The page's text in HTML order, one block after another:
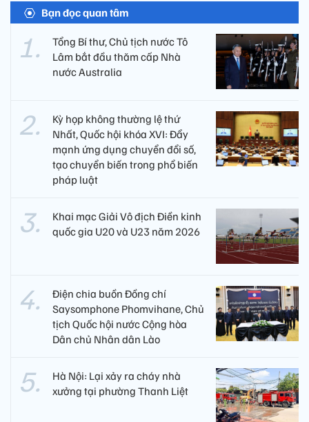
Bạn đọc quan tâm
Tổng Bí thư, Chủ tịch nước Tô
Lâm bắt đầu thăm cấp Nhà
nước Australia
Kỳ họp không thường lệ thứ
Nhất, Quốc hội khóa XVI: Đẩy
mạnh ứng dụng chuyển đổi số,
tạo chuyển biến trong phổ biến
pháp luật
Khai mạc Giải Vô địch Điền kinh
quốc gia U20 và U23 năm 2026
Điện chia buồn Đồng chí
Saysomphone Phomvihane, Chủ
tịch Quốc hội nước Cộng hòa
Dân chủ Nhân dân Lào
Hà Nội: Lại xảy ra cháy nhà
xưởng tại phường Thanh Liệt